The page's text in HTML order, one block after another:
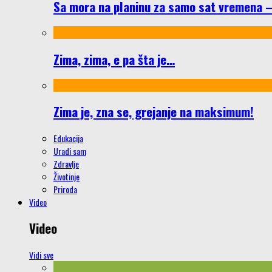
Sa mora na planinu za samo sat vremena
Zima, zima, e pa šta je…
Zima je, zna se, grejanje na maksimum!
Edukacija
Uradi sam
Zdravlje
Životinje
Priroda
Video
Video
Vidi sve